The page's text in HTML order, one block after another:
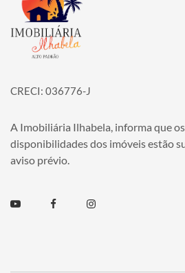
CRECI: 036776-J
A Imobiliária Ilhabela, informa que
disponibilidades dos imóveis estão
aviso prévio.
Youtube FacebookInstagram